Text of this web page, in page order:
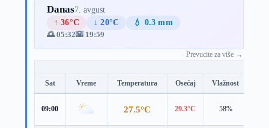
Danas7. avgust
↑ 36°C
↓ 20°C
💧 0.3 mm
🌅 05:32🌇 19:59
Prevucite za više →
Sat Vreme Temperatura Osećaj Vlažnost
09:00 27.5°C 29.3°C 58%